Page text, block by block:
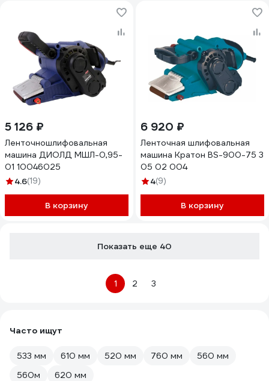
5 126 ₽
Ленточношлифовальная
машина ДИОЛД МШЛ-0,95-
01 10046025
4.6(19)
В корзину
6 920 ₽
Ленточная шлифовальная
машина Кратон BS-900-75 3
05 02 004
4(9)
В корзину
Показать еще 40
1 2 3
Часто ищут
533 мм 610 мм 520 мм 760 мм
560 мм
560м
620 мм